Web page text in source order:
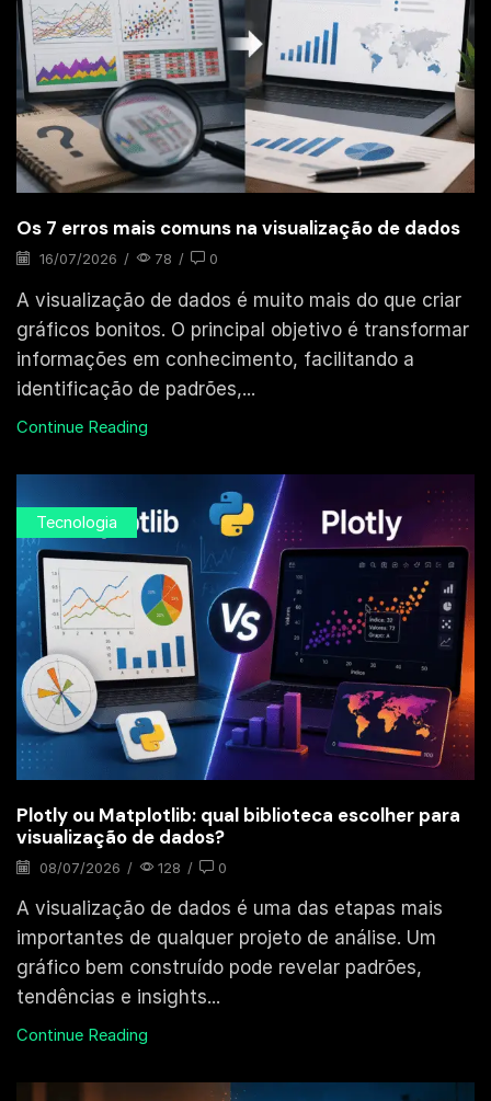
Os 7 erros mais comuns na visualização de dados
16/07/2026 / 78 / 0
A visualização de dados é muito mais do que criar
gráficos bonitos. O principal objetivo é transformar
informações em conhecimento, facilitando a
identificação de padrões,...
Continue Reading
Tecnologia
Plotly ou Matplotlib: qual biblioteca escolher para
visualização de dados?
08/07/2026 / 128 / 0
A visualização de dados é uma das etapas mais
importantes de qualquer projeto de análise. Um
gráfico bem construído pode revelar padrões,
tendências e insights...
Continue Reading